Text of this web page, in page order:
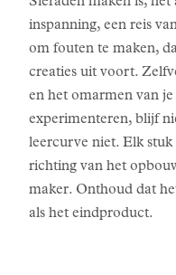
inspanning, een reis
om fouten te maken,
creaties uit voort.
en het omarmen van
experimenteren, blijf
leercurve niet. Elk stuk
richting van het
maker. Onthoud dat
als het eindproduct.